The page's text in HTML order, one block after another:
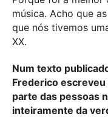
música. Acho que
que nós tivemos
XX.
Num texto
Frederico
parte das pessoas
inteiramente da